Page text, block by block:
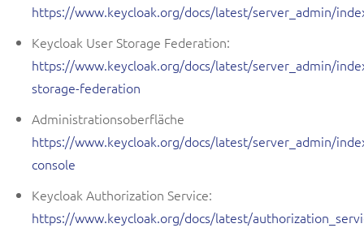
https://www.keycloak.org/docs/latest/server_admin/
Keycloak User Storage Federation:
https://www.keycloak.org/docs/latest/server_admin/
storage-federation
Administrationsoberfläche
https://www.keycloak.org/docs/latest/server_admin/
console
Keycloak Authorization Service:
https://www.keycloak.org/docs/latest/